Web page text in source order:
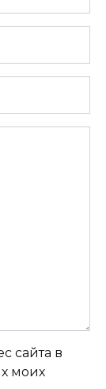
сайта в
моих